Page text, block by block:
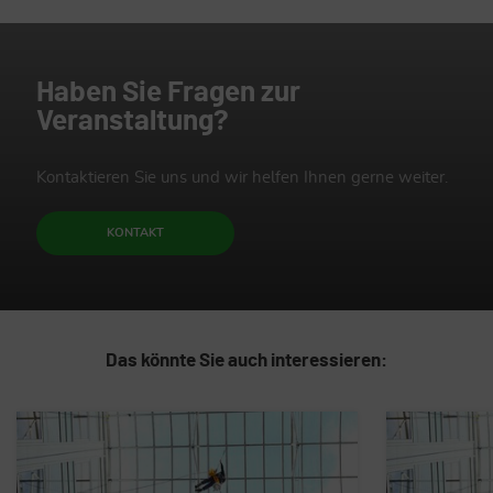
Haben Sie Fragen zur
Veranstaltung?
Kontaktieren Sie uns und wir helfen Ihnen gerne weiter.
KONTAKT
Das könnte Sie auch interessieren: